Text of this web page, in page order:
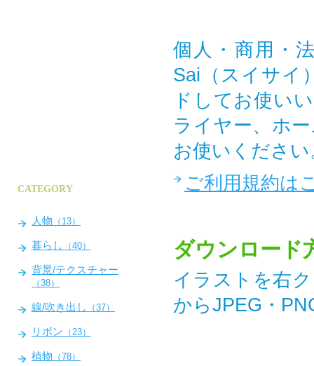
個人・商用・
Sai（スイサイ
ドしてお使い
ライヤー、ホ
お使いください
ご利用規約は
ダウンロード
イラストを右
からJPEG・
CATEGORY
人物 （13）
暮らし （40）
背景/テクスチャー
（38）
線/吹き出し （37）
リボン （23）
植物 （78）